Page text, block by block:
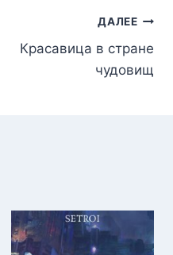
ДАЛЕЕ
Красавица в стране
чудовищ